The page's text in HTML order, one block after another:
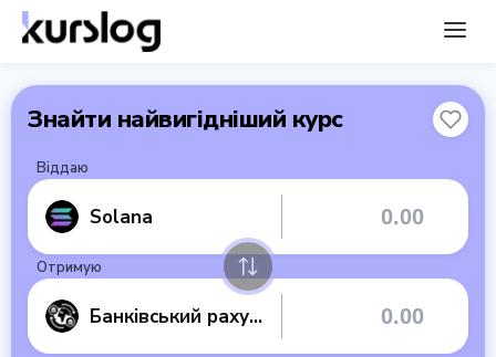
Знайти найвигідніший курс
Віддаю
Solana
Отримую
Банківський рахунок NGN